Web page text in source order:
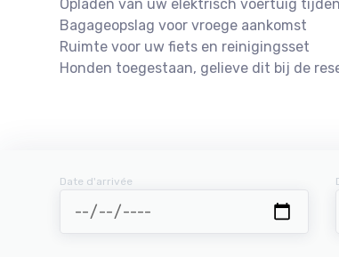
Opladen van uw elektrisch voertuig
Bagageopslag voor vroege aankomst
Ruimte voor uw fiets en reinigingsset
Honden toegestaan, gelieve dit bij de
Date d'arrivée